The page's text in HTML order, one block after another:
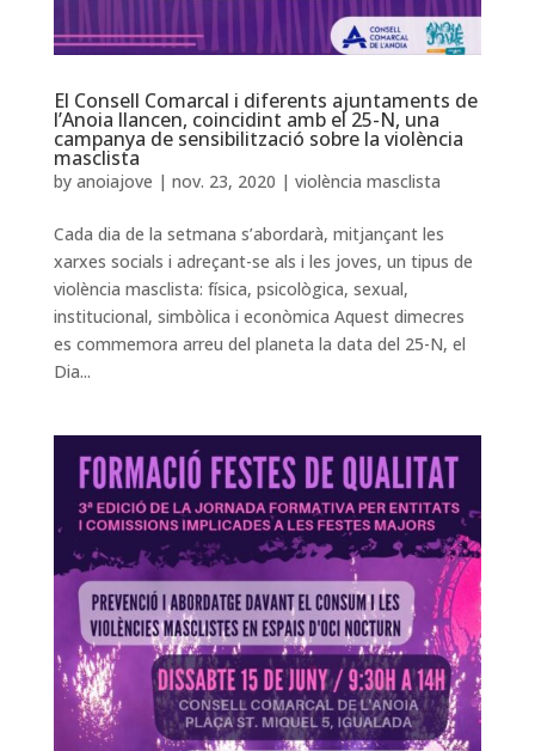
El Consell Comarcal i diferents ajuntaments de
l’Anoia llancen, coincidint amb el 25-N, una
campanya de sensibilització sobre la violència
masclista
by anoiajove | nov. 23, 2020 | violència masclista
Cada dia de la setmana s’abordarà, mitjançant les
xarxes socials i adreçant-se als i les joves, un tipus de
violència masclista: física, psicològica, sexual,
institucional, simbòlica i econòmica Aquest dimecres
es commemora arreu del planeta la data del 25-N, el
Dia...